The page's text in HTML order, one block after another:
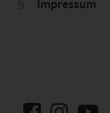
Impressum